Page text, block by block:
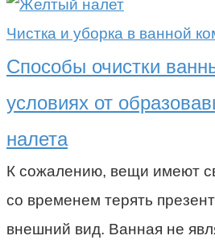
Чистка и уборка в ванной
Способы очистки
условиях от
налета
К сожалению, вещи имеют
со временем терять
внешний вид. Ванная не